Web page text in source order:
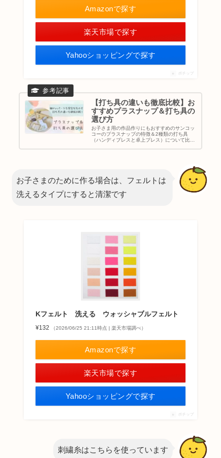
Amazonで探す
楽天市場で探す
Yahooショッピングで探す
ポチップ
【打ち具の違いも徹底比較】お
すすめプラスナップ＆打ち具の
選び方
お子さま用の作品作りにもおすすめのサンコッ
コーのプラスナップの特徴＆2種類の打ち具
（ハンディプレスと卓上プレス）について比較
お子さまのために作る場合は、フェルトは
洗えるタイプにすると清潔です
Kフェルト 洗える ウォッシャブルフェルト
¥132 （2026/06/25 21:11時点 | 楽天市場調べ）
Amazonで探す
楽天市場で探す
Yahooショッピングで探す
ポチップ
刺繍糸はこちらを使っています